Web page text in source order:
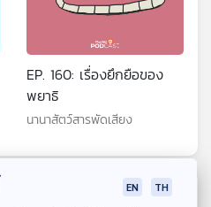
EP. 160: เรื่องยึกยือของ
พยาธิ
นานาสัตว์สารพัดเสียง
EN TH